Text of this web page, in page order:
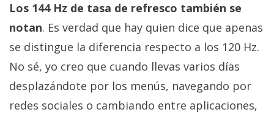
Los 144 Hz de tasa de refresco también se
notan. Es verdad que hay quien dice que apenas
se distingue la diferencia respecto a los 120 Hz.
No sé, yo creo que cuando llevas varios días
desplazándote por los menús, navegando por
redes sociales o cambiando entre aplicaciones,